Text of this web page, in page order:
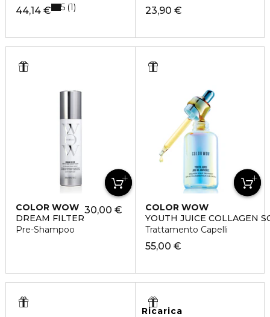
44,14 € 5 1 23,90 €
COLOR WOW
DREAM FILTER
Pre-Shampoo
30,00 €
COLOR WOW
YOUTH JUICE COLLAGEN
Trattamento Capelli
55,00 €
Ricarica